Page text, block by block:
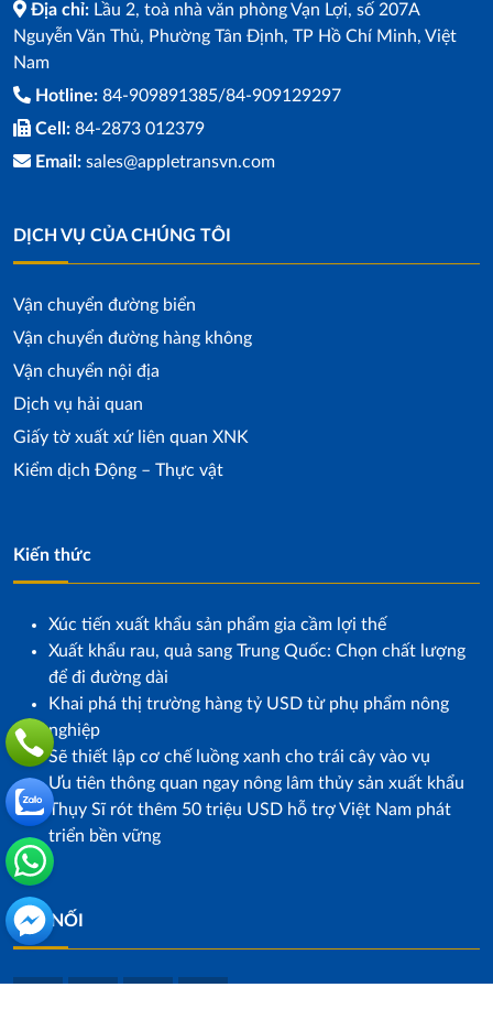
Địa chỉ: Lầu 2, toà nhà văn phòng Vạn Lợi, số 207A
Nguyễn Văn Thủ, Phường Tân Định, TP Hồ Chí Minh, Việt
Nam
Hotline: 84-909891385/84-909129297
Cell: 84-2873 012379
Email: sales@appletransvn.com
DỊCH VỤ CỦA CHÚNG TÔI
Vận chuyển đường biển
Vận chuyển đường hàng không
Vận chuyển nội địa
Dịch vụ hải quan
Giấy tờ xuất xứ liên quan XNK
Kiểm dịch Động – Thực vật
Kiến thức
Xúc tiến xuất khẩu sản phẩm gia cầm lợi thế
Xuất khẩu rau, quả sang Trung Quốc: Chọn chất lượng
để đi đường dài
Khai phá thị trường hàng tỷ USD từ phụ phẩm nông
nghiệp
Sẽ thiết lập cơ chế luồng xanh cho trái cây vào vụ
Ưu tiên thông quan ngay nông lâm thủy sản xuất khẩu
Thụy Sĩ rót thêm 50 triệu USD hỗ trợ Việt Nam phát
triển bền vững
KẾT NỐI